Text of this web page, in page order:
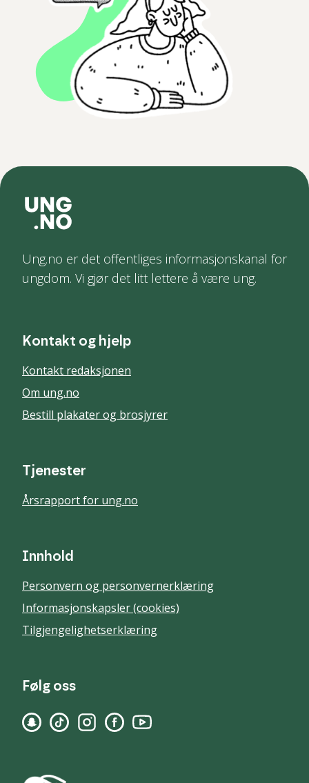
Ung.no er det offentliges informasjonskanal for
ungdom. Vi gjør det litt lettere å være ung.
Kontakt og hjelp
Kontakt redaksjonen
Om ung.no
Bestill plakater og brosjyrer
Tjenester
Årsrapport for ung.no
Innhold
Personvern og personvernerklæring
Informasjonskapsler (cookies)
Tilgjengelighetserklæring
Følg oss